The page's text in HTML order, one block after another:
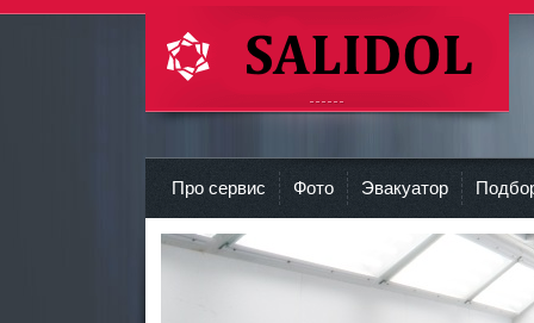
СТО Салидол | salidol в СПб и ЛО
Про сервис Фото Эвакуатор